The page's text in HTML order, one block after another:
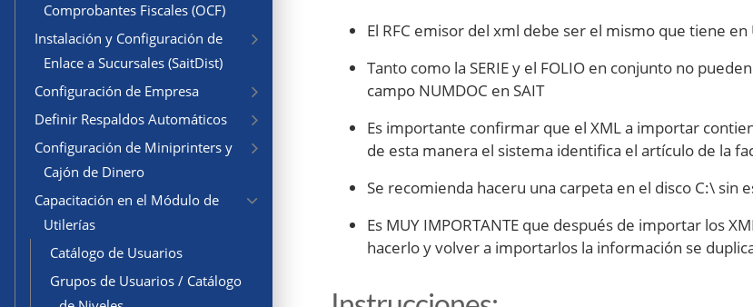
Comprobantes Fiscales (OCF)
Instalación y Configuración de
Enlace a Sucursales (SaitDist)
Configuración de Empresa
Definir Respaldos Automáticos
Configuración de Miniprinters y
Cajón de Dinero
Capacitación en el Módulo de
Utilerías
Catálogo de Usuarios
Grupos de Usuarios / Catálogo
El RFC emisor del xml debe ser el mismo que tiene
Tanto como la SERIE y el FOLIO en conjunto no
campo NUMDOC en SAIT
Es importante confirmar que el XML a importar
de esta manera el sistema identifica el artículo de la
Se recomienda haceru una carpeta en el disco C:\ sin
Es MUY IMPORTANTE que después de importar los
hacerlo y volver a importarlos la información se